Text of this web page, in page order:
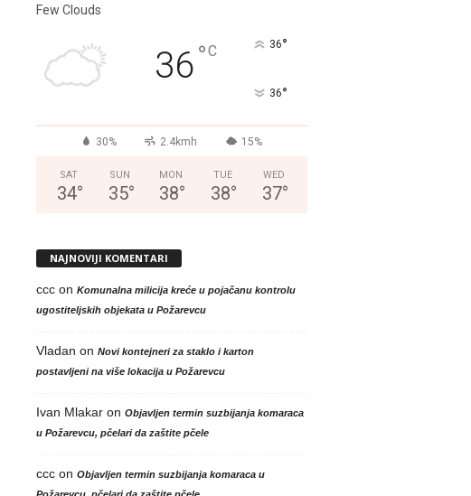
Few Clouds
36°C 36°
36°
30% 2.4kmh 15%
SAT
34°
SUN
35°
MON
38°
TUE
38°
WED
37°
NAJNOVIJI KOMENTARI
cccon Komunalna milicija kreće u pojačanu kontrolu
ugostiteljskih objekata u Požarevcu
Vladan on Novi kontejneri za staklo i karton
postavljeni na više lokacija u Požarevcu
Ivan Mlakaron Objavljen termin suzbijanja komaraca
u Požarevcu, pčelari da zaštite pčele
cccon Objavljen termin suzbijanja komaraca u